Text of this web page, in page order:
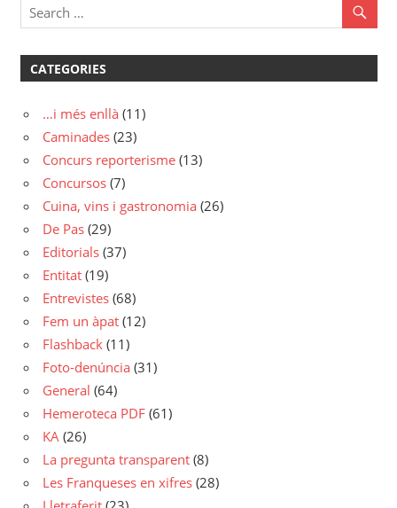
CATEGORIES
…i més enllà (11)
Caminades (23)
Concurs reporterisme (13)
Concursos (7)
Cuina, vins i gastronomia (26)
De Pas (29)
Editorials (37)
Entitat (19)
Entrevistes (68)
Fem un àpat (12)
Flashback (11)
Foto-denúncia (31)
General (64)
Hemeroteca PDF (61)
KA (26)
La pregunta transparent (8)
Les Franqueses en xifres (28)